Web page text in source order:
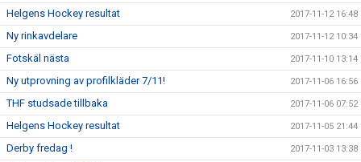
Helgens Hockey resultat 2017-11-12 16:48
Ny rinkavdelare 2017-11-12 10:34
Fotskäl nästa 2017-11-10 13:14
Ny utprovning av profilkläder 7/11! 2017-11-06 16:56
THF studsade tillbaka 2017-11-06 07:52
Helgens Hockey resultat 2017-11-05 21:44
Derby fredag ! 2017-11-03 13:38